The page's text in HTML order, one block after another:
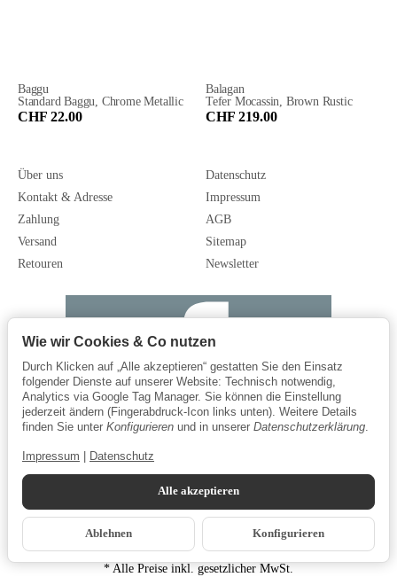
Baggu
Standard Baggu, Chrome Metallic
CHF 22.00
Balagan
Tefer Mocassin, Brown Rustic
CHF 219.00
Über uns
Kontakt & Adresse
Zahlung
Versand
Retouren
Datenschutz
Impressum
AGB
Sitemap
Newsletter
* Alle Preise inkl. gesetzlicher MwSt.
Wie wir Cookies & Co nutzen
Durch Klicken auf „Alle akzeptieren“ gestatten Sie den Einsatz
folgender Dienste auf unserer Website: Technisch notwendig,
Analytics via Google Tag Manager. Sie können die Einstellung
jederzeit ändern (Fingerabdruck-Icon links unten). Weitere Details
finden Sie unter Konfigurieren und in unserer Datenschutzerklärung.
Impressum Datenschutz
Alle akzeptieren
Ablehnen Konfigurieren